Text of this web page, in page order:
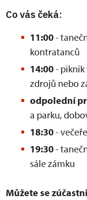
Co vás čeká:
11:00-
kontratanců
14:00- piknik
zdrojů nebo
odpolední
a parku,
18:30-
19:30-
sále zámku
Můžete se